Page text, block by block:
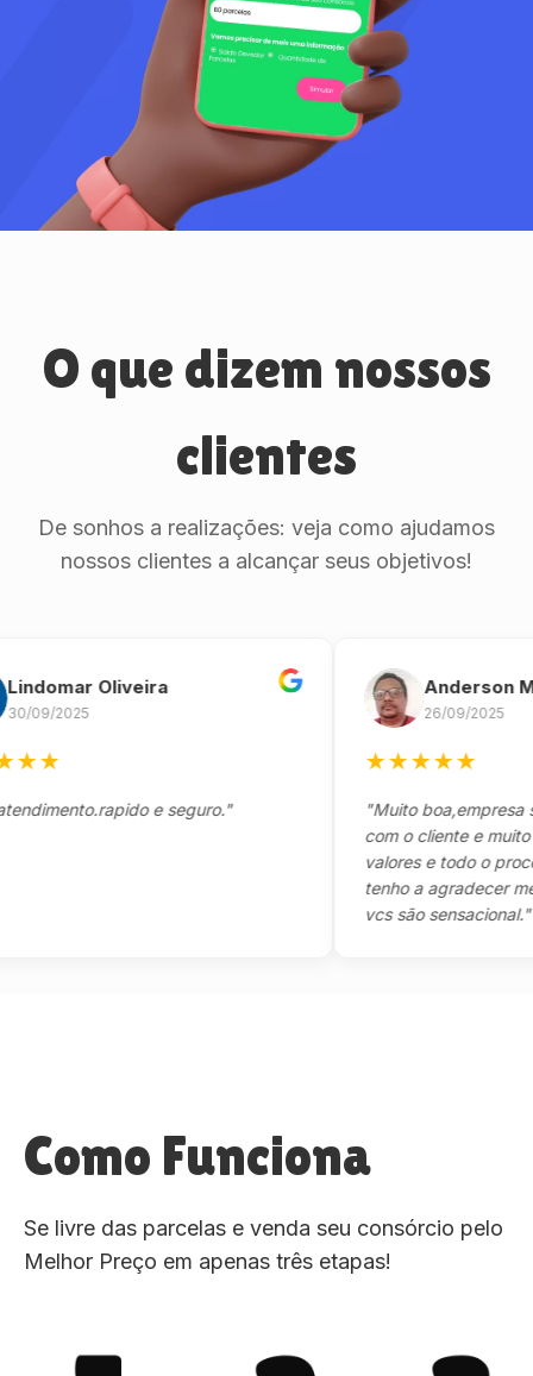
O que dizem nossos
clientes
De sonhos a realizações: veja como ajudamos
nossos clientes a alcançar seus objetivos!
Oliveira
2025
e seguro."
Anderson
26/09/2025
★★★
"Muito boa,empresa séria
com o cliente e muito
valores e todo o processo
tenho a agradecer
vcs são sensacional."
Como Funciona
Se livre das parcelas e venda seu consórcio pelo
Melhor Preço em apenas três etapas!